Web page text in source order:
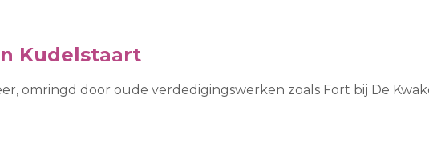
Kudelstaart
omringd door oude verdedigingswerken zoals Fort bij De